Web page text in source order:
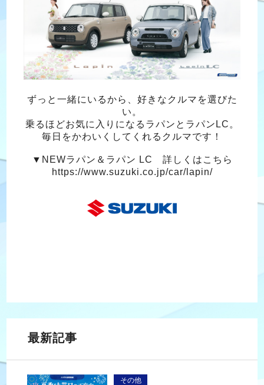
ずっと一緒にいるから、好きなクルマを選びた
い。
乗るほどお気に入りになるラパンとラパンLC。
毎日をかわいくしてくれるクルマです！
▼NEWラパン＆ラパン LC 詳しくはこちら
https://www.suzuki.co.jp/car/lapin/
最新記事
その他